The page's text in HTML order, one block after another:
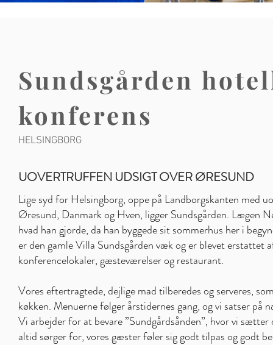
Sundsgården
konferens
HELSINGBORG
UOVERTRUFFEN UDSIGT OVER ØRESUND
Lige syd for Helsingborg, oppe på Landborgskanten med
Øresund, Danmark og Hven, ligger Sundsgården. Lægen
hvad han gjorde, da han byg­gede sit sommerhus her i
er den gamle Villa Sundsgården væk og er blevet erstattet
konferencelokaler, gæsteværelser og restaurant.
Vores eftertragtede, dejlige mad tilberedes og serveres,
køkken. Menuerne følger årstidernes gang, og vi satser på
Vi arbejder for at bevare ”Sundgårdsånden”, hvor vi
altid sørger for, vores gæster føler sig godt tilpas og godt